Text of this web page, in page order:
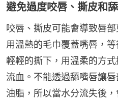
避免過度咬唇、撕皮和
咬唇、撕皮可能會導致唇
用溫熱的毛巾覆蓋嘴唇，
輕輕的撕下，用溫柔的方
流血。不能透過舔嘴唇讓
油脂，所以當水分流失後